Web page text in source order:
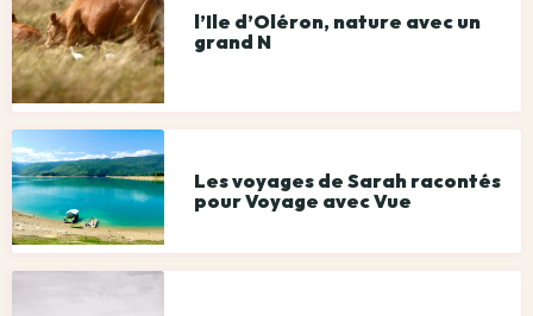
l’Ile d’Oléron, nature avec un
grand N
Les voyages de Sarah racontés
pour Voyage avec Vue